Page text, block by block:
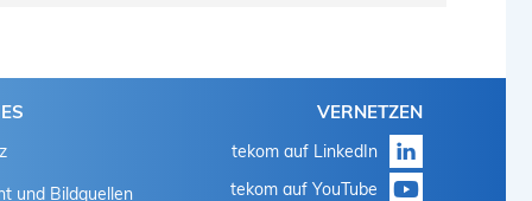
und Bildquellen
VERNETZEN
tekom auf LinkedIn
tekom auf YouTube